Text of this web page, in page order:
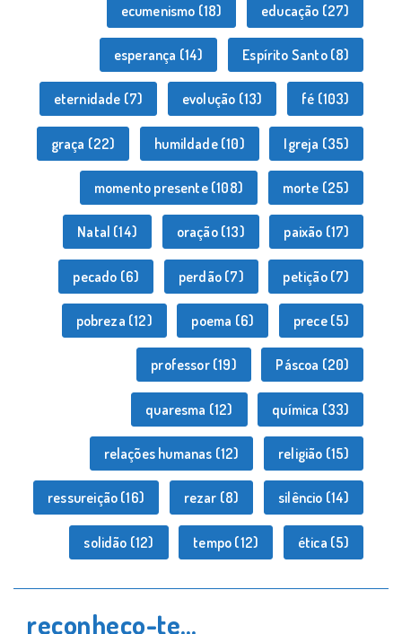
ecumenismo (18) educação (27)
esperança (14) Espírito Santo(8)
eternidade (7) evolução (13) fé (103)
graça (22) humildade(10) Igreja (35)
momento presente(108) morte (25)
Natal (14) oração(13) paixão (17)
pecado (6) perdão(7) petição(7)
pobreza (12) poema (6) prece(5)
professor(19) Páscoa (20)
quaresma (12) química (33)
relações humanas (12) religião (15)
ressureição (16) rezar (8) silêncio (14)
solidão (12) tempo (12) ética (5)
reconheço-te…